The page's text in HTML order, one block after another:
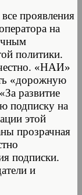
проявления
на
политики.
«НАИ»
«дорожную
развитие
подписку на
этой
прозрачная
подписки.
и